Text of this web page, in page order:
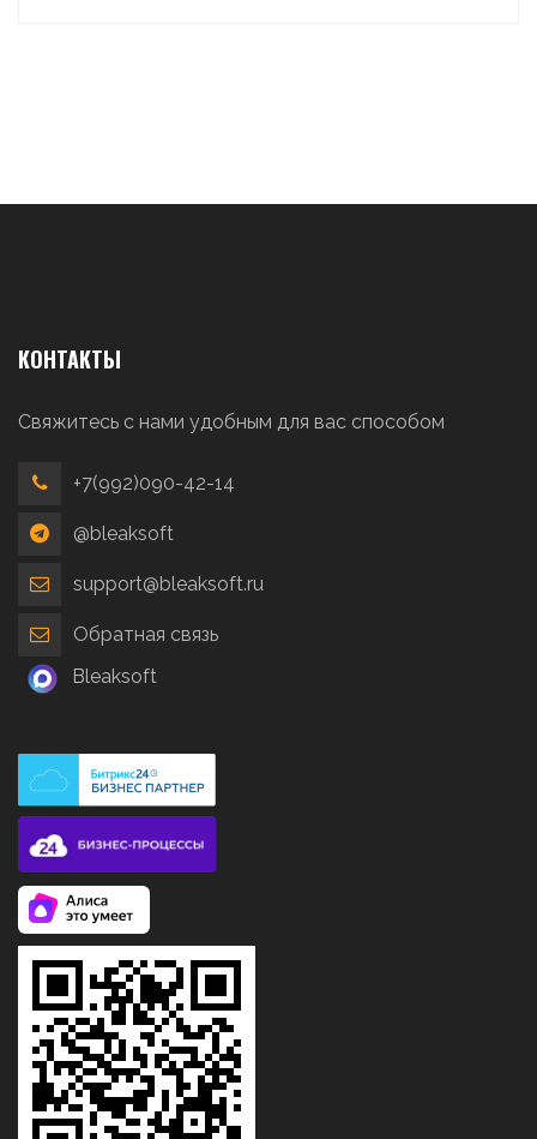
КОНТАКТЫ
Свяжитесь с нами удобным для вас способом
+7(992)090-42-14
@bleaksoft
support@bleaksoft.ru
Обратная связь
Bleaksoft